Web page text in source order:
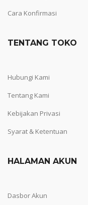
Cara Konfirmasi
TENTANG TOKO
Hubungi Kami
Tentang Kami
Kebijakan Privasi
Syarat & Ketentuan
HALAMAN AKUN
Dasbor Akun